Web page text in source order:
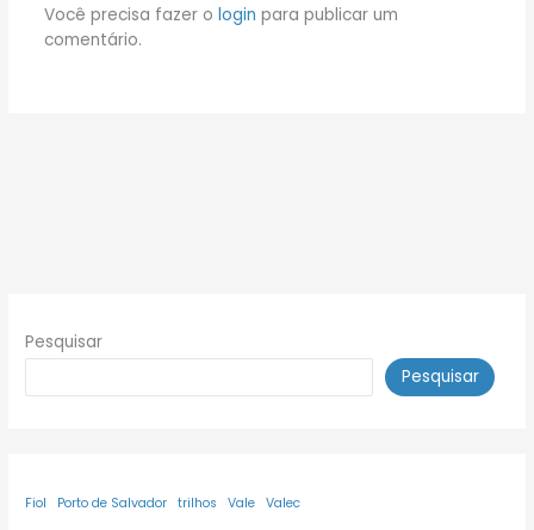
Você precisa fazer o login para publicar um
comentário.
Pesquisar
Pesquisar
Fiol Porto de Salvador trilhos Vale Valec